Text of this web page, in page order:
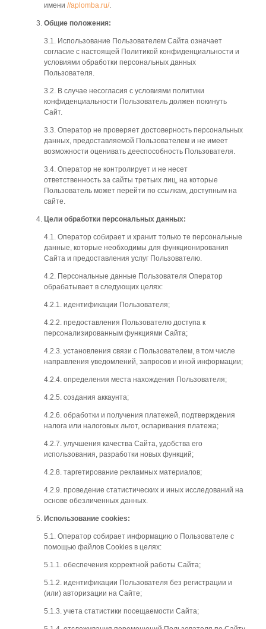
имени //aplomba.ru/.
Общие положения:
3.1. Использование Пользователем Сайта означает
согласие с настоящей Политикой конфиденциальности и
условиями обработки персональных данных
Пользователя.
3.2. В случае несогласия с условиями политики
конфиденциальности Пользователь должен покинуть
Сайт.
3.3. Оператор не проверяет достоверность персональных
данных, предоставляемой Пользователем и не имеет
возможности оценивать дееспособность Пользователя.
3.4. Оператор не контролирует и не несет
ответственность за сайты третьих лиц, на которые
Пользователь может перейти по ссылкам, доступным на
сайте.
Цели обработки персональных данных:
4.1. Оператор собирает и хранит только те персональные
данные, которые необходимы для функционирования
Сайта и предоставления услуг Пользователю.
4.2. Персональные данные Пользователя Оператор
обрабатывает в следующих целях:
4.2.1. идентификации Пользователя;
4.2.2. предоставления Пользователю доступа к
персонализированным функциями Сайта;
4.2.3. установления связи с Пользователем, в том числе
направления уведомлений, запросов и иной информации;
4.2.4. определения места нахождения Пользователя;
4.2.5. создания аккаунта;
4.2.6. обработки и получения платежей, подтверждения
налога или налоговых льгот, оспаривания платежа;
4.2.7. улучшения качества Сайта, удобства его
использования, разработки новых функций;
4.2.8. таргетирование рекламных материалов;
4.2.9. проведение статистических и иных исследований на
основе обезличенных данных.
Использование cookies:
5.1. Оператор собирает информацию о Пользователе с
помощью файлов Cookies в целях:
5.1.1. обеспечения корректной работы Сайта;
5.1.2. идентификации Пользователя без регистрации и
(или) авторизации на Сайте;
5.1.3. учета статистики посещаемости Сайта;